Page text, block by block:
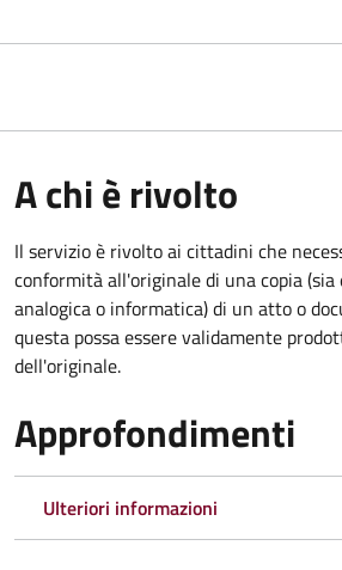
A chi è rivolto
Il servizio è rivolto ai cittadini che
conformità all'originale di una copia (sia
analogica o informatica) di un atto o
questa possa essere validamente
dell'originale.
Approfondimenti
Ulteriori informazioni